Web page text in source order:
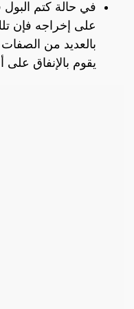
في حالة كتم البول
على إخراجه فإن
بالعديد من الصفات
يقوم بالإنفاق على